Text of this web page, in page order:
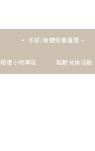
▪ 手部/身體保養護理
婚禮小物專區 點數兌換活動